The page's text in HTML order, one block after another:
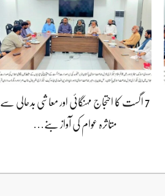
7 اگست کا احتجاج مہنگائی اور معاشی بدحالی سے
متاثرہ عوام کی آواز بنے…